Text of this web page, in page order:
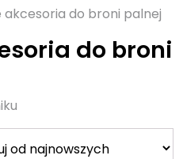
akcesoria do broni palnej
do broni